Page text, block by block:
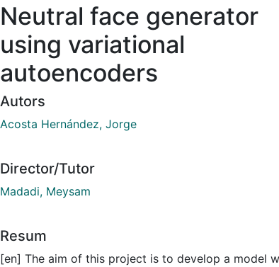
Neutral face generator
using variational
autoencoders
Autors
Acosta Hernández, Jorge
Director/Tutor
Madadi, Meysam
Resum
[en] The aim of this project is to develop a model